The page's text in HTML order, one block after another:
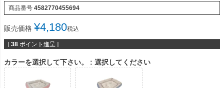
商品番号 4582770455694
販売価格 ¥4,180税込
[ 38 ポイント進呈 ]
カラーを選択して下さい。 選択してください